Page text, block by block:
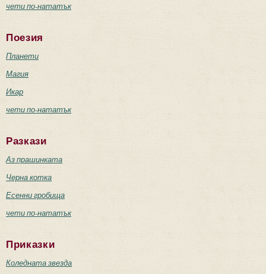
чети по-нататък
Поезия
Планети
Магия
Икар
чети по-нататък
Разкази
Аз прашинката
Черна котка
Есенни гробища
чети по-нататък
Приказки
Коледната звезда